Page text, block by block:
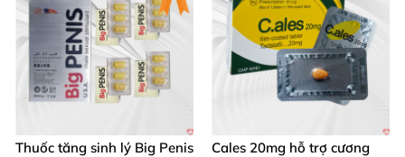
Thuốc tăng sinh lý Big Penis
Cales 20mg hỗ trợ cương